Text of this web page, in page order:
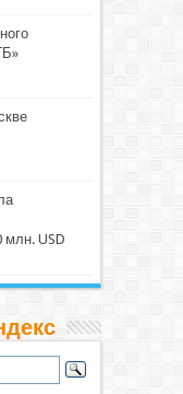
млн. USD